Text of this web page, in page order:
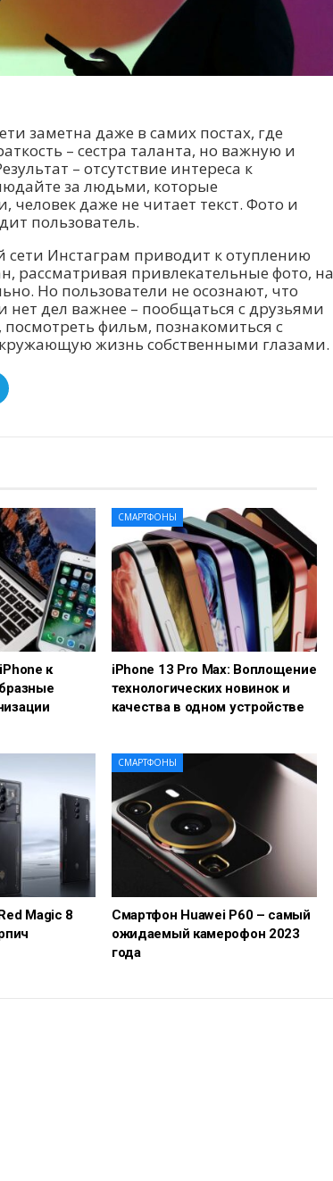
заметна даже в самих постах, где
– сестра таланта, но важную и
– отсутствие интереса к
за людьми, которые
даже не читает текст. Фото и
пользователь.
сети Инстаграм приводит к отуплению
рассматривая привлекательные фото, на
Но пользователи не осознают, что
нет дел важнее – пообщаться с друзьями
фильм, познакомиться с
жизнь собственными глазами.
к
СМАРТФОНЫ
iPhone 13 Pro Max: Воплощение
технологических новинок и
качества в одном устройстве
Magic 8
СМАРТФОНЫ
Смартфон Huawei P60 – самый
ожидаемый камерофон 2023
года